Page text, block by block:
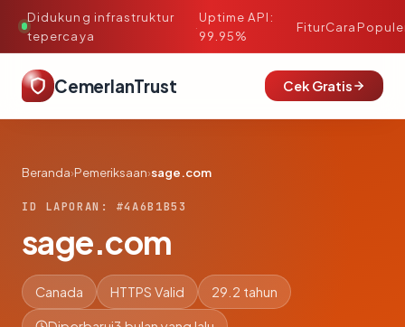
Didukung infrastruktur
tepercaya
·
Uptime API:
99.95%
FiturCara
CemerlanTrust Cek Gratis
Beranda›Pemeriksaan›sage.com
ID LAPORAN: #4A6B1B53
sage.com
Canada HTTPS Valid 29.2 tahun